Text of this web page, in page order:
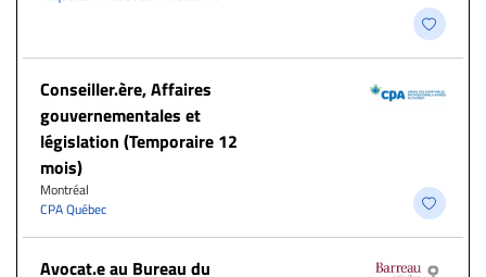
Conseiller.ère, Affaires
gouvernementales et
législation (Temporaire 12
mois)
Montréal
CPA Québec
Avocat.e au Bureau du